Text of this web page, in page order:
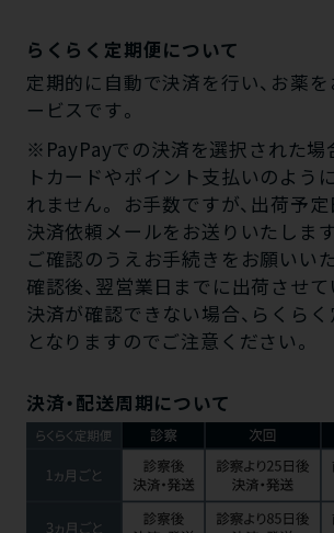
らくらく定期便について
定期的に自動で決済を行い、お薬
ービスです。
※PayPayでの決済を選択された場
トカードやポイント支払いのよう
れません。 お手数ですが、出荷予
決済依頼メールをお送りいたしま
ご確認のうえお手続きをお願いい
確認後、翌営業日までに出荷させて
決済が確認できない場合、らくら
となりますのでご注意ください。
決済・配送周期について